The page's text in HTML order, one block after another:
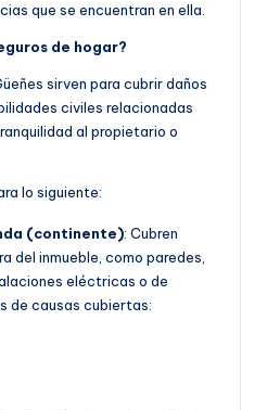
que se encuentran en ella.
de hogar?
sirven para cubrir daños
civiles relacionadas
al propietario o
lo siguiente:
(continente): Cubren
del inmueble, como paredes,
eléctricas o de
de causas cubiertas: